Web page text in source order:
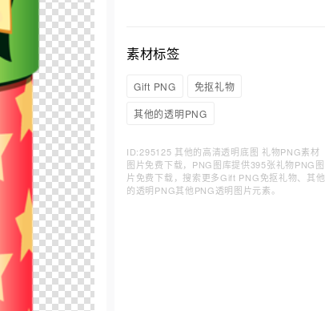
素材标签
Gift PNG
免抠礼物
其他的透明PNG
ID:295125 其他的高清透明底图 礼物PNG素材
图片免费下载，PNG图库提供395张礼物PNG图
片免费下载，搜索更多Gift PNG免抠礼物、其他
的透明PNG其他PNG透明图片元素。